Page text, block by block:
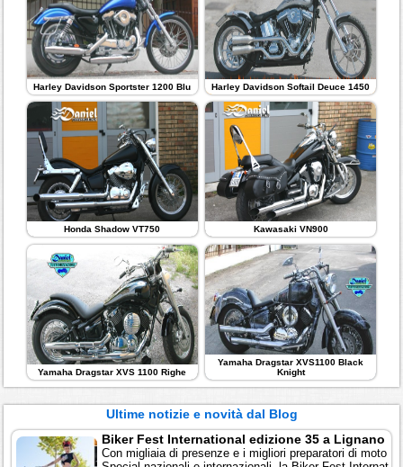
Harley Davidson Sportster 1200 Blu Harley Davidson Softail Deuce 1450
Honda Shadow VT750 Kawasaki VN900
Yamaha Dragstar XVS 1100 Righe
Yamaha Dragstar XVS1100 Black
Knight
Ultime notizie e novità dal Blog
Biker Fest International edizione 35 a Lignano
Con migliaia di presenze e i migliori preparatori di moto